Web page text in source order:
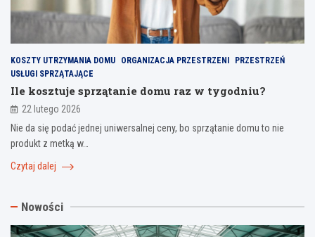
KOSZTY UTRZYMANIA DOMU ORGANIZACJA PRZESTRZENI
PRZESTRZEŃ
USŁUGI SPRZĄTAJĄCE
Ile kosztuje sprzątanie domu raz w tygodniu?
22 lutego 2026
Nie da się podać jednej uniwersalnej ceny, bo sprzątanie domu to nie
produkt z metką w…
Czytaj dalej
Nowości